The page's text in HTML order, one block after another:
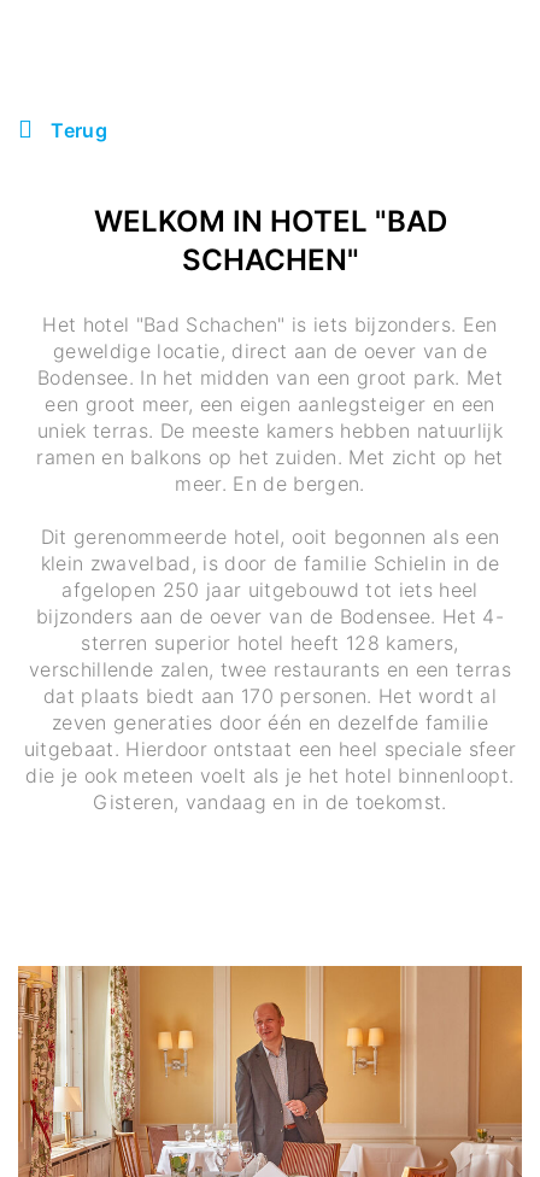
Terug
WELKOM IN HOTEL "BAD
SCHACHEN"
Het hotel "Bad Schachen" is iets bijzonders. Een
geweldige locatie, direct aan de oever van de
Bodensee. In het midden van een groot park. Met
een groot meer, een eigen aanlegsteiger en een
uniek terras. De meeste kamers hebben natuurlijk
ramen en balkons op het zuiden. Met zicht op het
meer. En de bergen.
Dit gerenommeerde hotel, ooit begonnen als een
klein zwavelbad, is door de familie Schielin in de
afgelopen 250 jaar uitgebouwd tot iets heel
bijzonders aan de oever van de Bodensee. Het 4-
sterren superior hotel heeft 128 kamers,
verschillende zalen, twee restaurants en een terras
dat plaats biedt aan 170 personen. Het wordt al
zeven generaties door één en dezelfde familie
uitgebaat. Hierdoor ontstaat een heel speciale sfeer
die je ook meteen voelt als je het hotel binnenloopt.
Gisteren, vandaag en in de toekomst.